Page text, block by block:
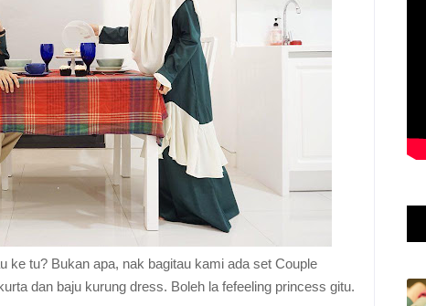
ke tu? Bukan apa, nak bagitau kami ada set Couple
dan baju kurung dress. Boleh la fefeeling princess gitu.